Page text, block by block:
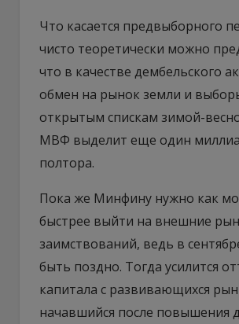
Что касается предвыборного
чисто теоретически можно
что в качестве дембельского
обмен на рынок земли и
открытым спискам зимой-
МВФ выделит еще один
полтора.
Пока же Минфину нужно как
быстрее выйти на внешние
заимствований, ведь в
быть поздно. Тогда усилится
капитала с развивающихся
начавшийся после повышения